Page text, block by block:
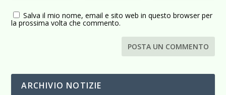
Salva il mio nome, email e sito web in questo browser per
la prossima volta che commento.
ARCHIVIO NOTIZIE